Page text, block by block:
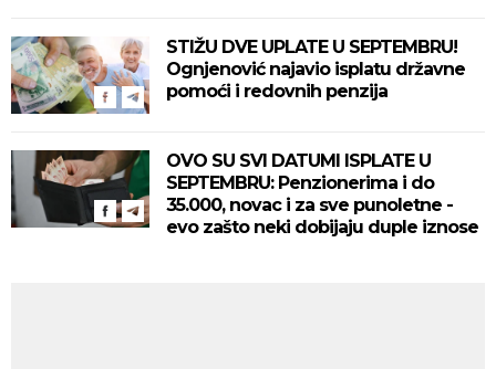
STIŽU DVE UPLATE U SEPTEMBRU!
Ognjenović najavio isplatu državne
pomoći i redovnih penzija
OVO SU SVI DATUMI ISPLATE U
SEPTEMBRU: Penzionerima i do
35.000, novac i za sve punoletne -
evo zašto neki dobijaju duple iznose